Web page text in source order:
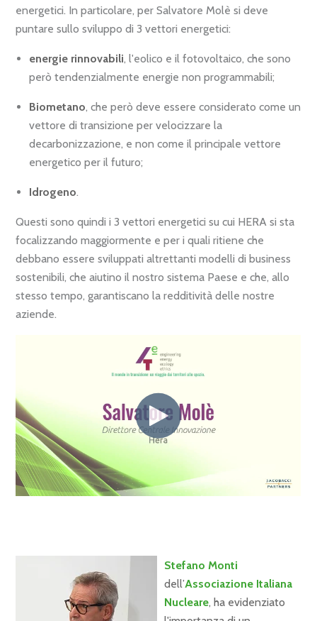
energetici. In particolare, per Salvatore Molè si deve
puntare sullo sviluppo di 3 vettori energetici:
energie rinnovabili, l'eolico e il fotovoltaico, che sono
però tendenzialmente energie non programmabili;
Biometano, che però deve essere considerato come un
vettore di transizione per velocizzare la
decarbonizzazione, e non come il principale vettore
energetico per il futuro;
Idrogeno.
Questi sono quindi i 3 vettori energetici su cui HERA si sta
focalizzando maggiormente e per i quali ritiene che
debbano essere sviluppati altrettanti modelli di business
sostenibili, che aiutino il nostro sistema Paese e che, allo
stesso tempo, garantiscano la redditività delle nostre
aziende.
Stefano Monti
dell’Associazione Italiana
Nucleare, ha evidenziato